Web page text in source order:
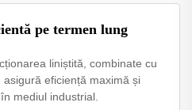
pe termen lung
liniștită, combinate cu
eficiență maximă și
mediul industrial.